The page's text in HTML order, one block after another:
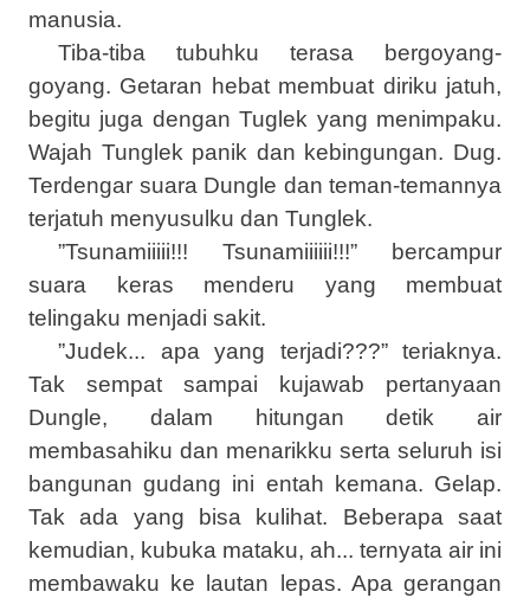
manusia.
Tiba-tiba tubuhku terasa bergoyang-
goyang. Getaran hebat membuat diriku jatuh,
begitu juga dengan Tuglek yang menimpaku.
Wajah Tunglek panik dan kebingungan. Dug.
Terdengar suara Dungle dan teman-temannya
terjatuh menyusulku dan Tunglek.
”Tsunamiiiii!!! Tsunamiiiiii!!!” bercampur
suara keras menderu yang membuat
telingaku menjadi sakit.
”Judek... apa yang terjadi???” teriaknya.
Tak sempat sampai kujawab pertanyaan
Dungle, dalam hitungan detik air
membasahiku dan menarikku serta seluruh isi
bangunan gudang ini entah kemana. Gelap.
Tak ada yang bisa kulihat. Beberapa saat
kemudian, kubuka mataku, ah... ternyata air ini
membawaku ke lautan lepas. Apa gerangan